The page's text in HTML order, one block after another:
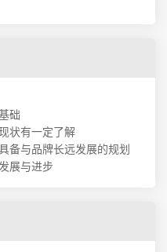
础
状有一定了解
备与品牌长远发展的规划
展与进步